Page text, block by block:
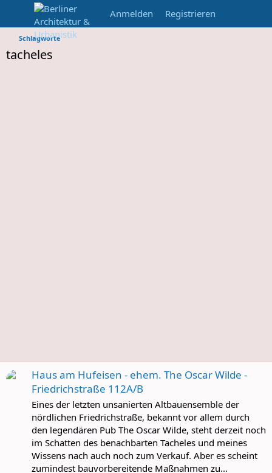
Anmelden Registrieren
Schlagworte
tacheles
Haus am Hufeisen - ehem. The Oscar Wilde -
Friedrichstraße 112A/B
Eines der letzten unsanierten Altbauensemble der
nördlichen Friedrichstraße, bekannt vor allem durch
den legendären Pub The Oscar Wilde, steht derzeit noch
im Schatten des benachbarten Tacheles und meines
Wissens nach auch noch zum Verkauf. Aber es scheint
zumindest bauvorbereitende Maßnahmen zu...